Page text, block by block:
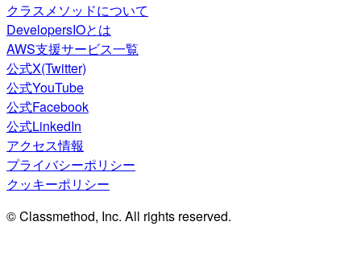
クラスメソッドについて
DevelopersIOとは
AWS支援サービス一覧
公式X(Twitter)
公式YouTube
公式Facebook
公式LinkedIn
アクセス情報
プライバシーポリシー
クッキーポリシー
© Classmethod, Inc. All rights reserved.